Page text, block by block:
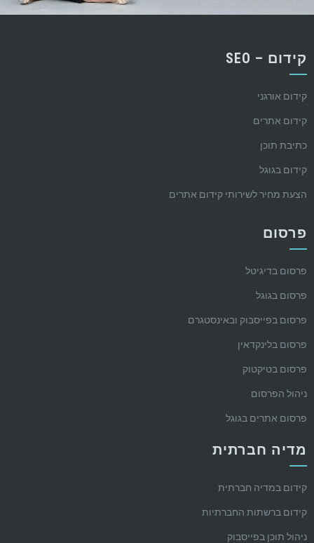
קידום – SEO
קידום אורגני
קידום אתרים
כתיבת תוכן
קידום בגוגל
הצעת מחיר לשירותי קידום אתרים
פרסום
פרסום בדיגיטל
פרסום בגוגל
פרסום בפייסבוק ובאינסטגרם
פרסום בלינקדאין
פרסום בטיקטוק
ניהול הפרסום
פרסום אתרים בגוגל
מדיה חברתית
קידום במדיה חברתית
קידום ברשתות החברתיות
ניהול תוכן בפייסבוק